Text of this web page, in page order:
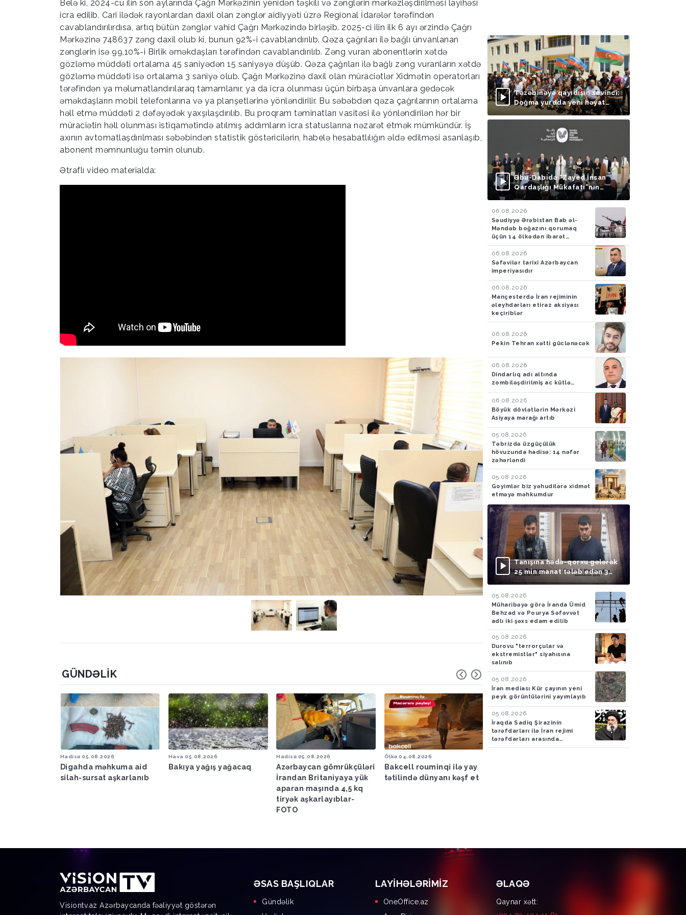
Belə ki, 2024-cü ilin son aylarında Çağrı Mərkəzinin yenidən təşkili və zənglərin mərkəzləşdirilməsi layihəsi
icra edilib. Cari ilədək rayonlardan daxil olan zənglər aidiyyəti üzrə Regional İdarələr tərəfindən
cavablandırılırdısa, artıq bütün zənglər vahid Çağrı Mərkəzində birləşib. 2025-ci ilin ilk 6 ayı ərzində Çağrı
Mərkəzinə 748637 zəng daxil olub ki, bunun 92%-i cavablandırılıb. Qəza çağrıları ilə bağlı ünvanlanan
zənglərin isə 99,10%-i Birlik əməkdaşları tərəfindən cavablandırılıb. Zəng vuran abonentlərin xətdə
gözləmə müddəti ortalama 45 saniyədən 15 saniyəyə düşüb. Qəza çağrıları ilə bağlı zəng vuranların xətdə
gözləmə müddəti isə ortalama 3 saniyə olub. Çağrı Mərkəzinə daxil olan müraciətlər Xidmətin operatorları
tərəfindən ya məlumatlandırılaraq tamamlanır, ya da icra olunması üçün birbaşa ünvanlara gedəcək
əməkdaşların mobil telefonlarına və ya planşetlərinə yönləndirilir. Bu səbəbdən qəza çağrılarının ortalama
həll etmə müddəti 2 dəfəyədək yaxşılaşdırılıb. Bu proqram təminatları vasitəsi ilə yönləndirilən hər bir
müraciətin həll olunması istiqamətində atılmış addımların icra statuslarına nəzarət etmək mümkündür. İş
axının avtomatlaşdırılması səbəbindən statistik göstəricilərin, habelə hesabatlılığın əldə edilməsi asanlaşıb,
abonent məmnunluğu təmin olunub.
Ətraflı video materialda:
GÜNDƏLIK
Hadisə 05.08.2026
Digahda məhkuma aid
silah-sursat aşkarlanıb
Hava 05.08.2026
Bakıya yağış yağacaq
Hadisə 05.08.2026
Azərbaycan gömrükçüləri
İrandan Britaniyaya yük
aparan maşında 4,5 kq
tiryək aşkarlayıblar-
FOTO
Ölkə 04.08.2026
Bakcell rouminqi ilə yay
tətilində dünyanı kəşf et
Təzəbinəyə qayıdışın sevinci:
Doğma yurdda yeni həyat
başlayır
Əbu-Dabidə “Zayed İnsan
Qardaşlığı Mükafatı”nın
təqdimolunma mərasimi
06.08.2026
Səudiyyə Ərəbistan Bab əl-
Məndəb boğazını qorumaq
üçün 14 ölkədən ibarət
müdafiə koalisiyası yaradıb
06.08.2026
Səfəvilər tarixi Azərbaycan
imperiyasıdır
06.08.2026
Mançesterdə İran rejiminin
əleyhdarları etiraz aksiyası
keçiriblər
06.08.2026
Pekin Tehran xətti güclənəcək
06.08.2026
Dindarlıq adı altında
zombiləşdirilmiş ac kütlə…
06.08.2026
Böyük dövlətlərin Mərkəzi
Asiyaya marağı artıb
05.08.2026
Təbrizdə üzgüçülük
hövuzunda hadisə: 14 nəfər
zəhərləndi
05.08.2026
Goyimlər biz yəhudilərə xidmət
etməyə məhkumdur
Tanışına hədə-qorxu gələrək
25 min manat tələb edən 3
nəfər saxlanılıb
05.08.2026
Müharibəyə görə İranda Ümid
Behzad və Pourya Səfəvvət
adlı iki şəxs edam edilib
05.08.2026
Durovu "terrorçular və
ekstremistlər" siyahısına
salınıb
05.08.2026
İran mediası Kür çayının yeni
peyk görüntülərini yayımlayıb
05.08.2026
İraqda Sadiq Şirazinin
tərəfdarları ilə İran rejimi
tərəfdarları arasında
toqquşma yaşanıb
Visiontv.az Azərbaycanda fəaliyyət göstərən
ƏSAS BAŞLIQLAR
Gündəlik
LAYIHƏLƏRIMIZ
OneOffice.az
ƏLAQƏ
Qaynar xətt: